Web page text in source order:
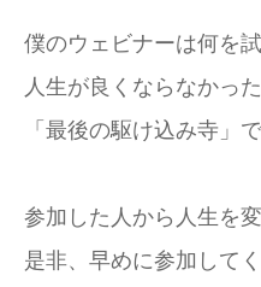
僕のウェビナーは何を
人生が良くならなかっ
「最後の駆け込み寺」で
参加した人から人生を
是非、早めに参加してく